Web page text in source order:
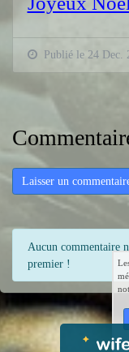
Publié le 24 Dec.
Laisser un
Aucun commentaire
premier !